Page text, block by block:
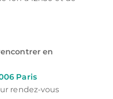
en
Paris
rendez-vous